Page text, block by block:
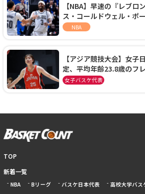
【NBA】早速の『レブロ
ス・コールドウェル・ポ
ーズに1年契約で加入
NBA
【アジア競技大会】女子
定、平均年齢23.8歳のフ
本開催の大舞台で頂点を狙
女子バスケ代表
TOP
新着一覧
NBA Bリーグ バスケ日本代表 高校大学バス